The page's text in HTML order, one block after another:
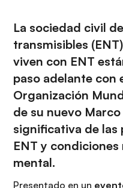
La sociedad civil
transmisibles
viven con ENT
paso adelante con
Organización
de su nuevo
significativa de las
ENT y
mental.
Presentado en un